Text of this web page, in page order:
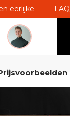
eerlijke
FAQ